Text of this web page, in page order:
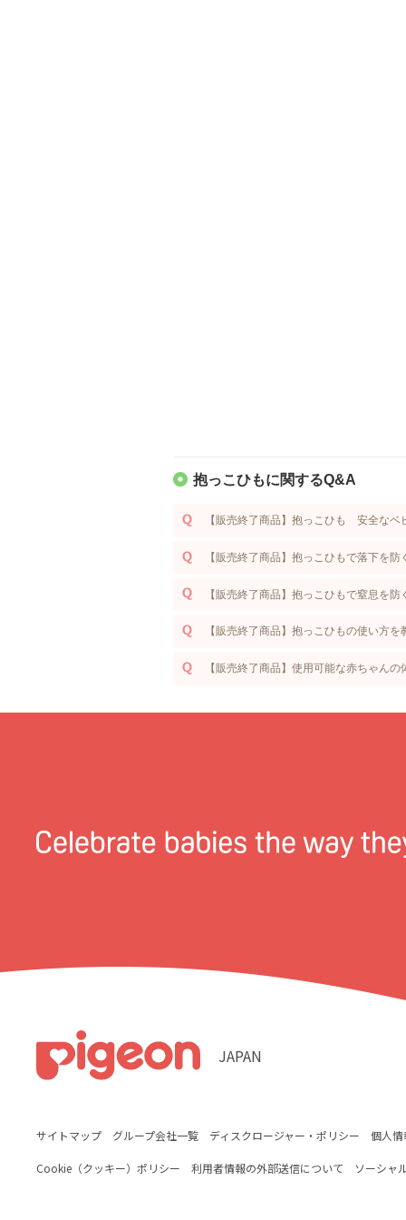
抱っこひもに関するQ&A
【販売終了商品】抱っこひも 安全な
【販売終了商品】抱っこひもで落下を
【販売終了商品】抱っこひもで窒息を
【販売終了商品】抱っこひもの使い方
【販売終了商品】使用可能な赤ちゃんの
サイトマップ グループ会社一覧 ディスクロージャー・ポリシー 個人
Cookie（クッキー）ポリシー 利用者情報の外部送信について ソーシャ
JAPAN